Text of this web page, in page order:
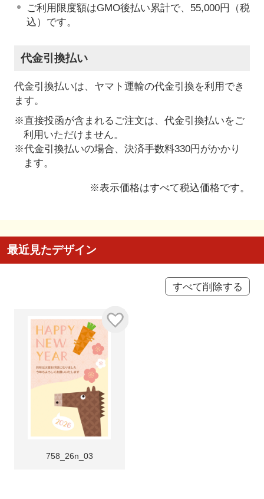
ご利用限度額はGMO後払い累計で、55,000円（税
込）です。
代金引換払い
代金引換払いは、ヤマト運輸の代金引換を利用でき
ます。
※直接投函が含まれるご注文は、代金引換払いをご
利用いただけません。
※代金引換払いの場合、決済手数料330円がかかり
ます。
※表示価格はすべて税込価格です。
最近見たデザイン
すべて削除する
758_26n_03